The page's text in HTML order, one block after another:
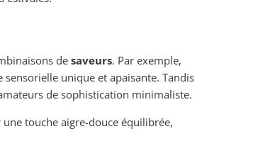
de saveurs. Par exemple,
unique et apaisante. Tandis
de sophistication minimaliste.
touche aigre-douce équilibrée,